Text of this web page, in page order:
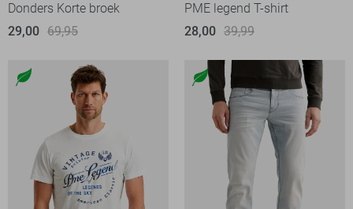
Donders Korte broek
29,00 69,95
PME legend T-shirt
28,00 39,99